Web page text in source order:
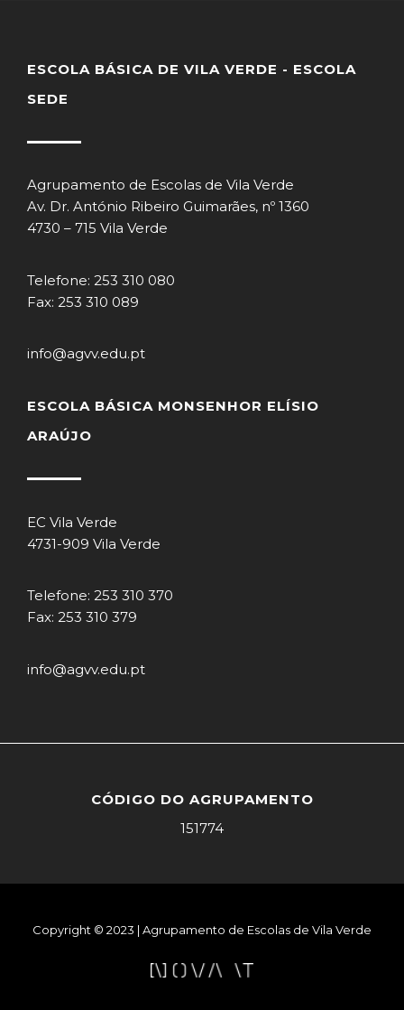
ESCOLA BÁSICA DE VILA VERDE - ESCOLA
SEDE
Agrupamento de Escolas de Vila Verde
Av. Dr. António Ribeiro Guimarães, nº 1360
4730 – 715 Vila Verde
Telefone: 253 310 080
Fax: 253 310 089
info@agvv.edu.pt
ESCOLA BÁSICA MONSENHOR ELÍSIO
ARAÚJO
EC Vila Verde
4731-909 Vila Verde
Telefone: 253 310 370
Fax: 253 310 379
info@agvv.edu.pt
CÓDIGO DO AGRUPAMENTO
151774
Copyright © 2023 | Agrupamento de Escolas de Vila Verde